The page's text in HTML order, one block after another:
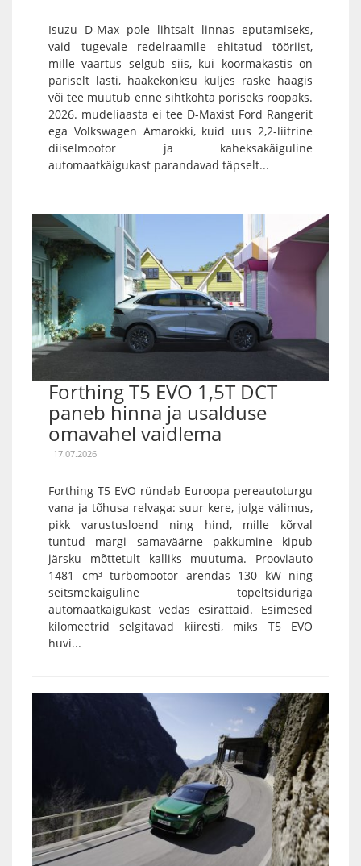
Isuzu D-Max pole lihtsalt linnas eputamiseks,
vaid tugevale redelraamile ehitatud tööriist,
mille väärtus selgub siis, kui koormakastis on
päriselt lasti, haakekonksu küljes raske haagis
või tee muutub enne sihtkohta poriseks roopaks.
2026. mudeliaasta ei tee D-Maxist Ford Rangerit
ega Volkswagen Amarokki, kuid uus 2,2-liitrine
diiselmootor ja kaheksakäiguline
automaatkäigukast parandavad täpselt...
Forthing T5 EVO 1,5T DCT
paneb hinna ja usalduse
omavahel vaidlema
17.07.2026
Forthing T5 EVO ründab Euroopa pereautoturgu
vana ja tõhusa relvaga: suur kere, julge välimus,
pikk varustusloend ning hind, mille kõrval
tuntud margi samaväärne pakkumine kipub
järsku mõttetult kalliks muutuma. Prooviauto
1481 cm³ turbomootor arendas 130 kW ning
seitsmekäiguline topeltsiduriga
automaatkäigukast vedas esirattaid. Esimesed
kilomeetrid selgitavad kiiresti, miks T5 EVO
huvi...